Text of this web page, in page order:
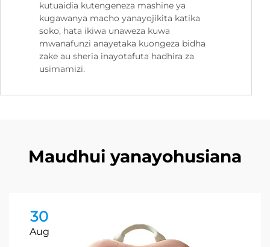
kutuaidia kutengeneza mashine ya
kugawanya macho yanayojikita katika
soko, hata ikiwa unaweza kuwa
mwanafunzi anayetaka kuongeza bidha
zake au sheria inayotafuta hadhira za
usimamizi.
Maudhui yanayohusiana
30
Aug